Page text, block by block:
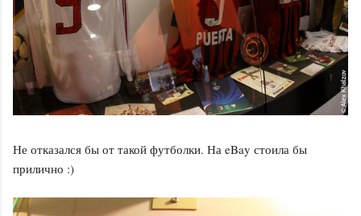
Не отказался бы от такой футболки. На eBay стоила бы
прилично :)